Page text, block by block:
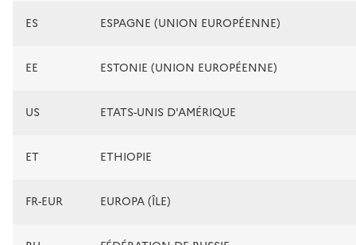
ES ESPAGNE (UNION EUROPÉENNE)
EE ESTONIE (UNION EUROPÉENNE)
US ETATS-UNIS D'AMÉRIQUE
ET ETHIOPIE
FR-EUR EUROPA (ÎLE)